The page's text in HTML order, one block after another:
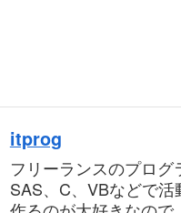
itprog
フリーランスのプログ
SAS、C、VBなどで活